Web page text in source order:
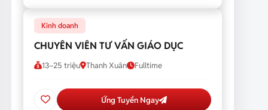
Kinh doanh
CHUYÊN VIÊN TƯ VẤN GIÁO DỤC
13–25 triệu Thanh Xuân Fulltime
Ứng Tuyển Ngay